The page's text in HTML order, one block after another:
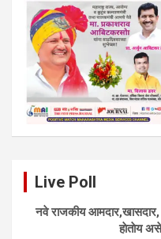
Live Poll
नवे राजकीय आमदार,खासदार,
हाेताेय